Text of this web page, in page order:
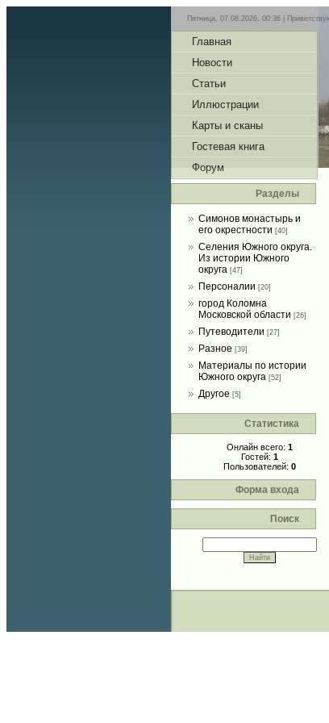
Пятница, 07.08.2026, 00:36 |
Главная
Новости
Статьи
Иллюстрации
Карты и сканы
Гостевая книга
Форум
Разделы
Симонов монастырь и
его окрестности [40]
Селения Южного округа.
Из истории Южного
округа [47]
Персоналии [20]
город Коломна
Московской области [26]
Путеводители [27]
Разное [39]
Материалы по истории
Южного округа [52]
Другое [5]
Статистика
Онлайн всего: 1
Гостей: 1
Пользователей: 0
Форма входа
Поиск